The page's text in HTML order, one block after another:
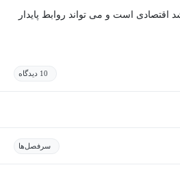
است و می تواند روابط پایدار
10 دیدگاه
سرفصل‌ها